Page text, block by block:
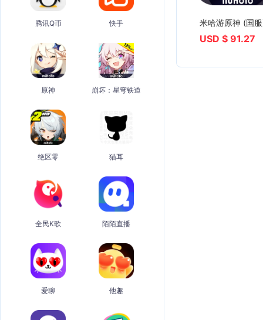
腾讯Q币 快手
原神 崩坏：星穹铁道
绝区零 猫耳
全民K歌 陌陌直播
爱聊 他趣
米哈游原神 (国
USD $ 91.27